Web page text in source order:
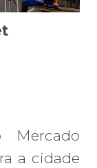
Mercado
a cidade